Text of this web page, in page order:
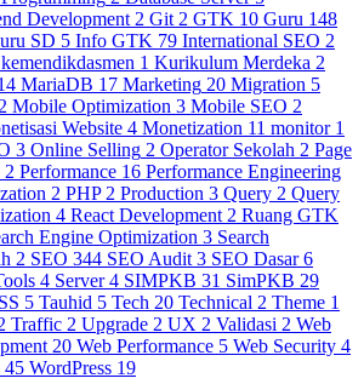
Development 2 Git 2 GTK 10 Guru 148
SD 5 Info GTK 79 International SEO 2
kemendikdasmen 1 Kurikulum Merdeka 2
MariaDB 17 Marketing 20 Migration 5
2 Mobile Optimization 3 Mobile SEO 2
Website 4 Monetization 11 monitor 1
3 Online Selling 2 Operator Sekolah 2 Page
2 Performance 16 Performance Engineering
2 PHP 2 Production 3 Query 2 Query
4 React Development 2 Ruang GTK
Engine Optimization 3 Search
2 SEO 344 SEO Audit 3 SEO Dasar 6
4 Server 4 SIMPKB 31 SimPKB 29
5 Tauhid 5 Tech 20 Technical 2 Theme 1
Traffic 2 Upgrade 2 UX 2 Validasi 2 Web
20 Web Performance 5 Web Security 4
45 WordPress 19